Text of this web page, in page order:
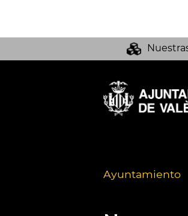
Ayuntamiento